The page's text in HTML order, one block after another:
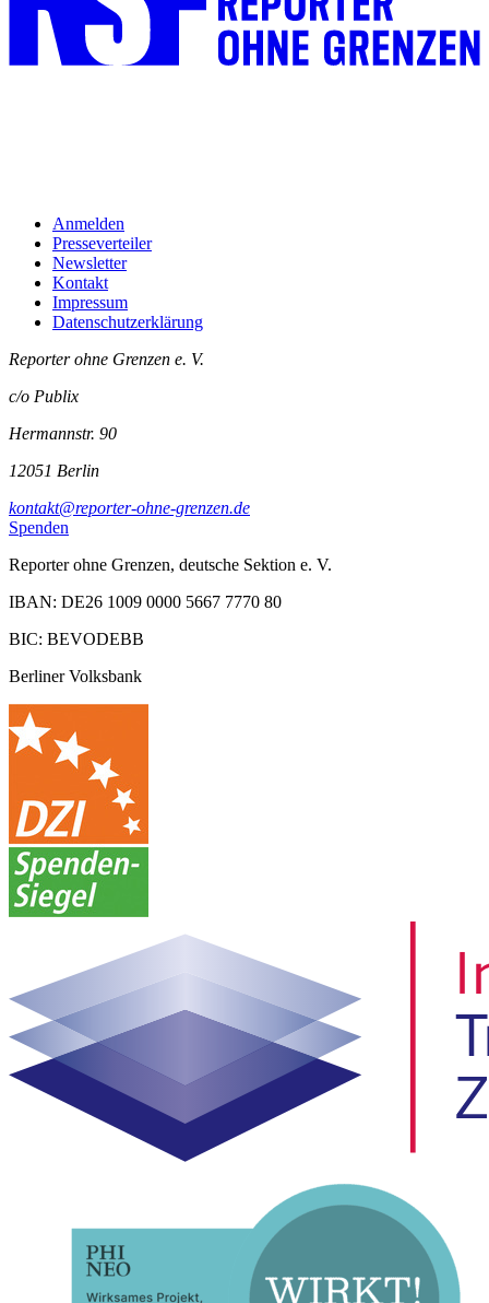
Anmelden
Presseverteiler
Newsletter
Kontakt
Impressum
Datenschutzerklärung
Reporter ohne Grenzen e. V.
c/o Publix
Hermannstr. 90
12051 Berlin
kontakt@reporter-ohne-grenzen.de
Spenden
Reporter ohne Grenzen, deutsche Sektion e. V.
IBAN: DE26 1009 0000 5667 7770 80
BIC: BEVODEBB
Berliner Volksbank